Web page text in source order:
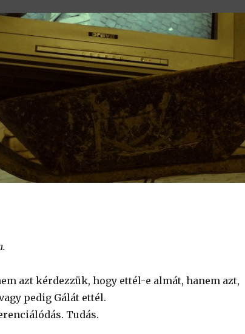
azt kérdezzük, hogy ettél-e almát, hanem azt,
pedig Gálát ettél.
Tudás.